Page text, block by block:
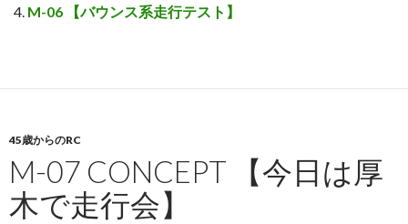
M-06 【バウンス系走行テスト】
45歳からのRC
M-07 CONCEPT 【今日は厚
木で走行会】